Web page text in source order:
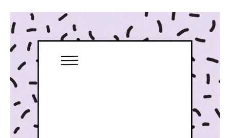
Tocador
de
vídeo